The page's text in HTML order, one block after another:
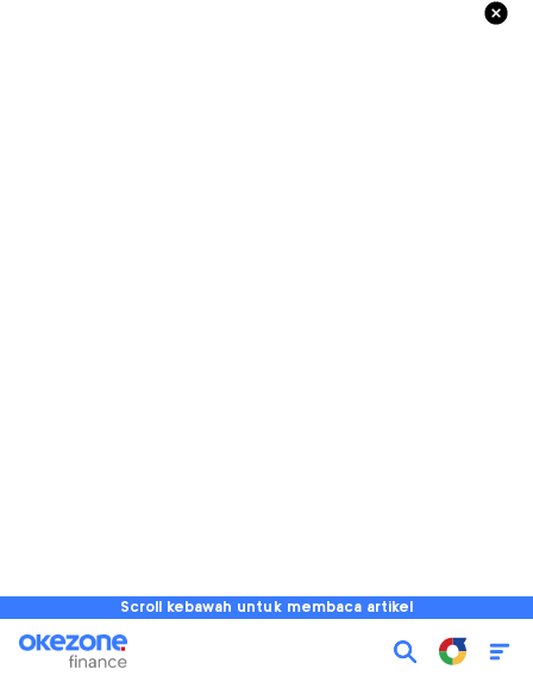
Scroll kebawah untuk membaca artikel